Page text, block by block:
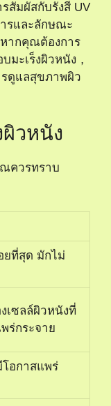
สัมผัสกับรังสี UV
รและลักษณะ
หากคุณต้องการ
มะเร็งผิวหนัง，
รดูแลสุขภาพผิว
ผิวหนัง
ณควรทราบ
ยที่สุด มักไม่
เซลล์ผิวหนังที่
ร่กระจาย
อกาสแพร่